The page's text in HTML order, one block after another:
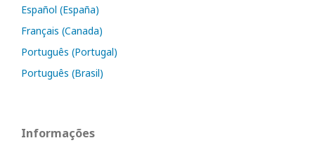
Español (España)
Français (Canada)
Português (Portugal)
Português (Brasil)
Informações